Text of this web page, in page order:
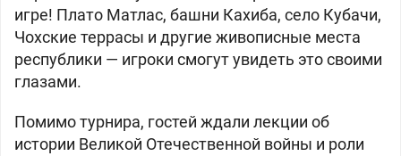
игре! Плато Матлас, башни Кахиба, село Кубачи,
Чохские террасы и другие живописные места
республики — игроки смогут увидеть это своими
глазами.
Помимо турнира, гостей ждали лекции об
истории Великой Отечественной войны и роли